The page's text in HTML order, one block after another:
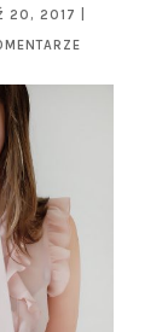
20, 2017